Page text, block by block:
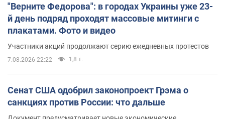
"Верните Федорова": в городах Украины уже 23-
й день подряд проходят массовые митинги с
плакатами. Фото и видео
Участники акций продолжают серию ежедневных протестов
7.08.2026 22:22 1,8 т.
Сенат США одобрил законопроект Грэма о
санкциях против России: что дальше